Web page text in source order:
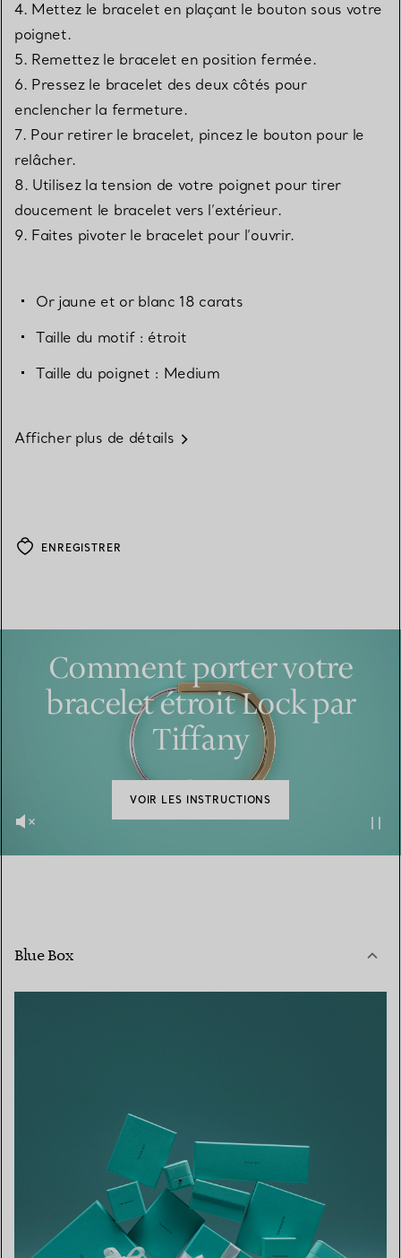
4. Mettez le bracelet en plaçant le bouton sous votre
poignet.
5. Remettez le bracelet en position fermée.
6. Pressez le bracelet des deux côtés pour
enclencher la fermeture.
7. Pour retirer le bracelet, pincez le bouton pour le
relâcher.
8. Utilisez la tension de votre poignet pour tirer
doucement le bracelet vers l’extérieur.
9. Faites pivoter le bracelet pour l’ouvrir.
Or jaune et or blanc 18 carats
Taille du motif : étroit
Taille du poignet : Medium
Afficher plus de détails
ENREGISTRER
Comment porter votre
bracelet étroit Lock par
Tiffany
VOIR LES INSTRUCTIONS
Blue Box